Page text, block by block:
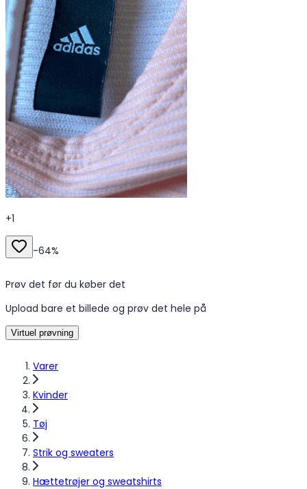
Varer
Kvinder
Tøj
Strik og sweaters
Hættetrøjer og sweatshirts
+1
-64%
Prøv det før du køber det
Upload bare et billede og prøv det hele på
Virtuel prøvning